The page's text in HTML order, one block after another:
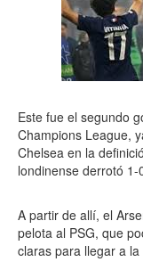
Este fue el segundo
Champions League,
Chelsea en la
londinense derrotó
A partir de allí, el
pelota al PSG, que
claras para llegar a la